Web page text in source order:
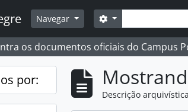
Navegar Buscar
Opções de busca
os documentos oficiais do Campus
por:
Descrição arquivística